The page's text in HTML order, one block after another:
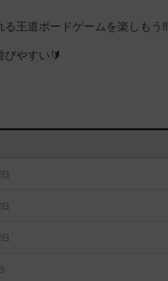
王道ボードゲームを楽しもう‼️
びやすい🔰